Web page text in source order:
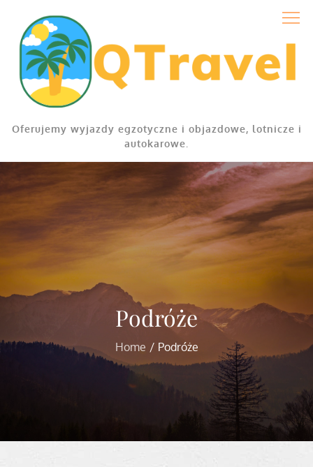
content
Oferujemy wyjazdy egzotyczne i objazdowe, lotnicze i
autokarowe.
Podróże
Home Podróże